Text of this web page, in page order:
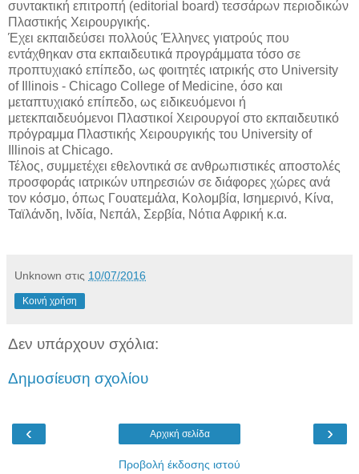
συντακτική επιτροπή (editorial board) τεσσάρων περιοδικών
Πλαστικής Χειρουργικής.
Έχει εκπαιδεύσει πολλούς Έλληνες γιατρούς που
εντάχθηκαν στα εκπαιδευτικά προγράμματα τόσο σε
προπτυχιακό επίπεδο, ως φοιτητές ιατρικής στο University
of Illinois - Chicago College of Medicine, όσο και
μεταπτυχιακό επίπεδο, ως ειδικευόμενοι ή
μετεκπαιδευόμενοι Πλαστικοί Χειρουργοί στο εκπαιδευτικό
πρόγραμμα Πλαστικής Χειρουργικής του University of
Illinois at Chicago.
Τέλος, συμμετέχει εθελοντικά σε ανθρωπιστικές αποστολές
προσφοράς ιατρικών υπηρεσιών σε διάφορες χώρες ανά
τον κόσμο, όπως Γουατεμάλα, Κολομβία, Ισημερινό, Κίνα,
Ταϊλάνδη, Ινδία, Νεπάλ, Σερβία, Νότια Αφρική κ.α.
Unknown στις 10/07/2016
Κοινή χρήση
Δεν υπάρχουν σχόλια:
Δημοσίευση σχολίου
‹ ›
Αρχική σελίδα
Προβολή έκδοσης ιστού